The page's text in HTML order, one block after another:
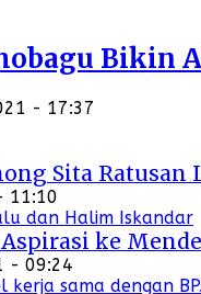
Bikin
- 17:37
Sita Ratusan
11:10
ke
- 09:24